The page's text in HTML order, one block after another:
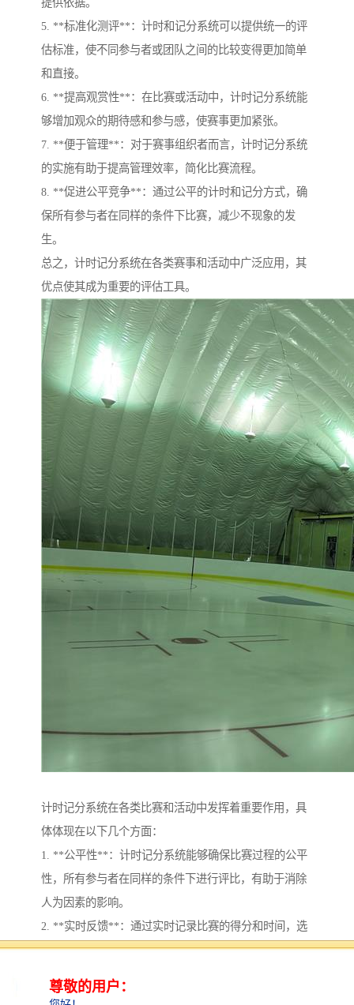
提供依据。
5. **标准化测评**：计时和记分系统可以提供统一的评
估标准，使不同参与者或团队之间的比较变得更加简单
和直接。
6. **提高观赏性**：在比赛或活动中，计时记分系统能
够增加观众的期待感和参与感，使赛事更加紧张。
7. **便于管理**：对于赛事组织者而言，计时记分系统
的实施有助于提高管理效率，简化比赛流程。
8. **促进公平竞争**：通过公平的计时和记分方式，确
保所有参与者在同样的条件下比赛，减少不现象的发
生。
总之，计时记分系统在各类赛事和活动中广泛应用，其
优点使其成为重要的评估工具。
计时记分系统在各类比赛和活动中发挥着重要作用，具
体体现在以下几个方面：
1. **公平性**：计时记分系统能够确保比赛过程的公平
性，所有参与者在同样的条件下进行评比，有助于消除
人为因素的影响。
2. **实时反馈**：通过实时记录比赛的得分和时间，选
手和教练能够及时了解自己的表现，从而进行相应的调
3. **数据分析**：计时记分系统可以收集大量数据，便